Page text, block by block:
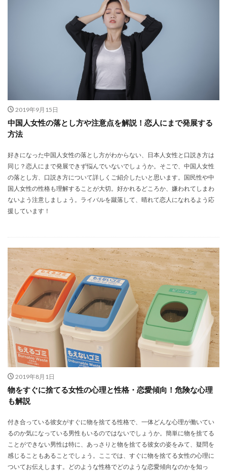
2019年9月15日
中国人女性の落とし方や注意点を解説！恋人にまで発展する
方法
好きになった中国人女性の落とし方がわからない、日本人女性と口説き方は
同じ？恋人にまで発展できず悩んでいないでしょうか。そこで、中国人女性
の落とし方、口説き方について詳しくご紹介したいと思います。国民性や中
国人女性の性格も理解することが大切。好かれるどころか、嫌われてしまわ
ないよう注意しましょう。ライバルを蹴落して、晴れて恋人になれるよう応
援しています！
2019年8月1日
物をすぐに捨てる女性の心理と性格・恋愛傾向！危険な心理
も解説
付き合っている彼女がすぐに物を捨てる性格で、一体どんな心理が働いてい
るのか気になっている男性もいるのではないでしょうか。簡単に物を捨てる
ことができない男性は特に、あっさりと物を捨てる彼女の姿をみて、疑問を
感じることもあることでしょう。ここでは、すぐに物を捨てる女性の心理に
ついてお伝えします。どのような性格でどのような恋愛傾向なのかを知っ